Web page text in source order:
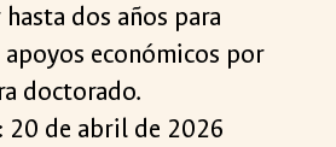
dos años para
económicos por
doctorado.
20 de abril de 2026